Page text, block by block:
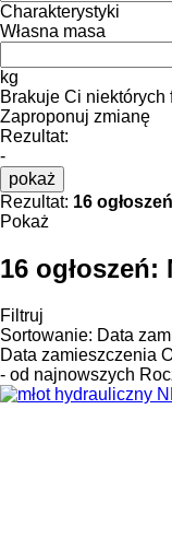
Charakterystyki
Własna masa
kg
Brakuje Ci niektórych
Zaproponuj zmianę
Rezultat:
-
pokaż
Rezultat: 16 ogłoszeń
Pokaż
16 ogłoszeń:
Filtruj
Sortowanie: Data
Data zamieszczenia
- od najnowszych